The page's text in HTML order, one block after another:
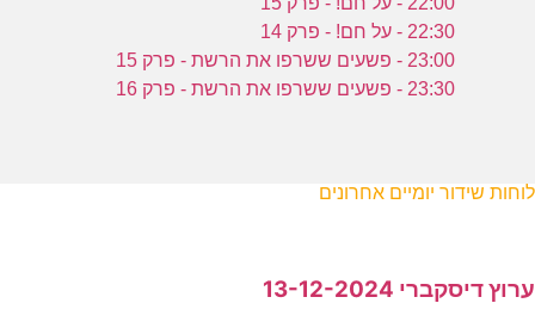
22:30 - על חם! - פרק 14
23:00 - פשעים ששרפו את הרשת - פרק 15
23:30 - פשעים ששרפו את הרשת - פרק 16
לוחות שידור יומיים אחרונים
ערוץ דיסקברי 13-12-2024